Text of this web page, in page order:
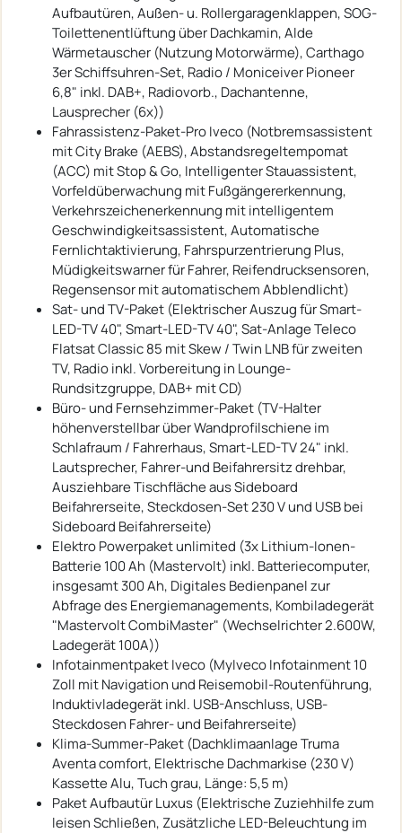
Aufbautüren, Außen- u. Rollergaragenklappen, SOG-
Toilettenentlüftung über Dachkamin, Alde
Wärmetauscher (Nutzung Motorwärme), Carthago
3er Schiffsuhren-Set, Radio / Moniceiver Pioneer
6,8" inkl. DAB+, Radiovorb., Dachantenne,
Lausprecher (6x))
Fahrassistenz-Paket-Pro Iveco (Notbremsassistent
mit City Brake (AEBS), Abstandsregeltempomat
(ACC) mit Stop & Go, Intelligenter Stauassistent,
Vorfeldüberwachung mit Fußgängererkennung,
Verkehrszeichenerkennung mit intelligentem
Geschwindigkeitsassistent, Automatische
Fernlichtaktivierung, Fahrspurzentrierung Plus,
Müdigkeitswarner für Fahrer, Reifendrucksensoren,
Regensensor mit automatischem Abblendlicht)
Sat- und TV-Paket (Elektrischer Auszug für Smart-
LED-TV 40", Smart-LED-TV 40", Sat-Anlage Teleco
Flatsat Classic 85 mit Skew / Twin LNB für zweiten
TV, Radio inkl. Vorbereitung in Lounge-
Rundsitzgruppe, DAB+ mit CD)
Büro- und Fernsehzimmer-Paket (TV-Halter
höhenverstellbar über Wandprofilschiene im
Schlafraum / Fahrerhaus, Smart-LED-TV 24" inkl.
Lautsprecher, Fahrer-und Beifahrersitz drehbar,
Ausziehbare Tischfläche aus Sideboard
Beifahrerseite, Steckdosen-Set 230 V und USB bei
Sideboard Beifahrerseite)
Elektro Powerpaket unlimited (3x Lithium-Ionen-
Batterie 100 Ah (Mastervolt) inkl. Batteriecomputer,
insgesamt 300 Ah, Digitales Bedienpanel zur
Abfrage des Energiemanagements, Kombiladegerät
"Mastervolt CombiMaster" (Wechselrichter 2.600W,
Ladegerät 100A))
Infotainmentpaket Iveco (MyIveco Infotainment 10
Zoll mit Navigation und Reisemobil-Routenführung,
Induktivladegerät inkl. USB-Anschluss, USB-
Steckdosen Fahrer- und Beifahrerseite)
Klima-Summer-Paket (Dachklimaanlage Truma
Aventa comfort, Elektrische Dachmarkise (230 V)
Kassette Alu, Tuch grau, Länge: 5,5 m)
Paket Aufbautür Luxus (Elektrische Zuziehhilfe zum
leisen Schließen, Zusätzliche LED-Beleuchtung im